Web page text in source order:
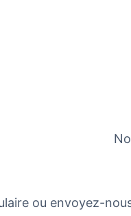
ou envoyez-